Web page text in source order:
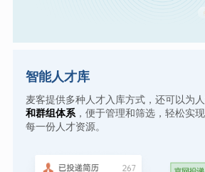
智能人才库
麦客提供多种人才入库方式，还可以为
和群组体系，便于管理和筛选，轻松实
每一份人才资源。